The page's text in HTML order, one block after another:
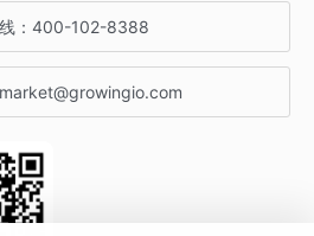
： 400-102-8388
market@growingio.com